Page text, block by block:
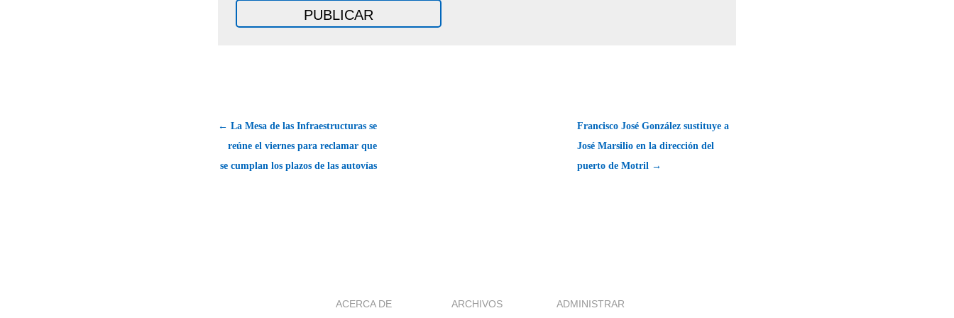
← La Mesa de las Infraestructuras se
reúne el viernes para reclamar que
se cumplan los plazos de las autovías
Francisco José González sustituye a
José Marsilio en la dirección del
puerto de Motril →
ACERCA DE ARCHIVOS ADMINISTRAR